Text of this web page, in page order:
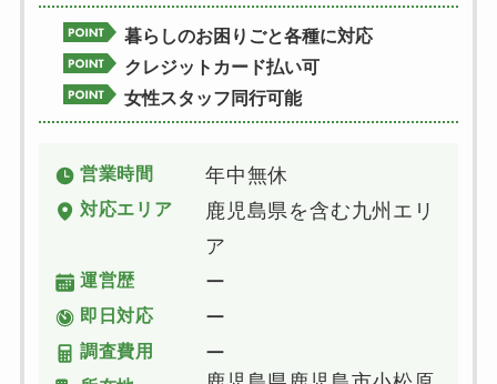
暮らしのお困りごと各種に対応
クレジットカード払い可
女性スタッフ同行可能
営業時間 年中無休
対応エリア
鹿児島県を含む九州エリ
ア
運営歴 ー
即日対応 ー
調査費用 ー